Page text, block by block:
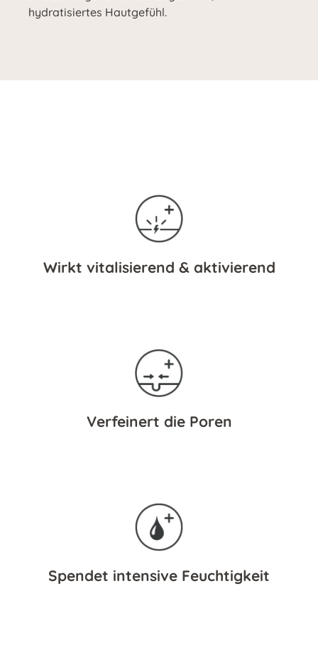
hydratisiertes Hautgefühl.
Wirkt vitalisierend & aktivierend
Verfeinert die Poren
Spendet intensive Feuchtigkeit